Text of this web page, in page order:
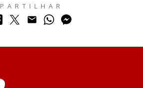
PARTILHAR